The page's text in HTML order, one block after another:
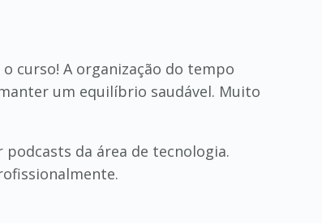
curso! A organização do tempo
um equilíbrio saudável. Muito
da área de tecnologia.